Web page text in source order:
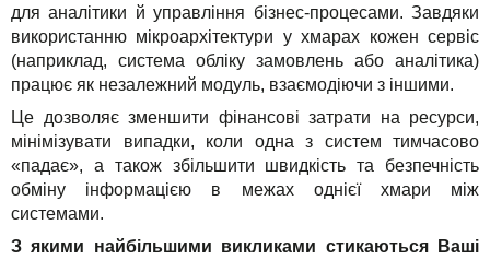
для аналітики й управління бізнес-процесами. Завдяки
використанню мікроархітектури у хмарах кожен сервіс
(наприклад, система обліку замовлень або аналітика)
працює як незалежний модуль, взаємодіючи з іншими.
Це дозволяє зменшити фінансові затрати на ресурси,
мінімізувати випадки, коли одна з систем тимчасово
«падає», а також збільшити швидкість та безпечність
обміну інформацією в межах однієї хмари між
системами.
З якими найбільшими викликами стикаються Ваші